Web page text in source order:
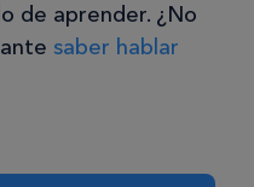
de aprender. ¿No
saber hablar